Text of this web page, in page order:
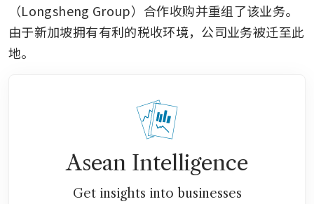
（Longsheng Group）合作收购并重组了该业务。
由于新加坡拥有有利的税收环境，公司业务被迁至此
地。
Asean Intelligence
Get insights into businesses